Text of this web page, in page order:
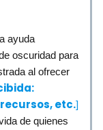
ayuda
oscuridad para
al ofrecer
etc.]
de quienes